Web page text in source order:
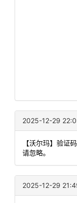
2025-12-29
【沃尔玛】验证
请忽略。
2025-12-29